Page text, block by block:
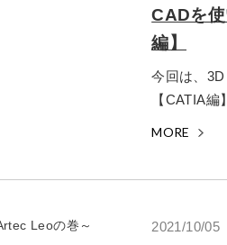
CADを
編】
今回は、
【CATIA
MORE
2021/10/05